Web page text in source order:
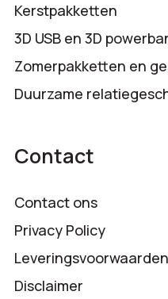
Kerstpakketten
3D USB en 3D
Zomerpakketten en
Duurzame
Contact
Contact ons
Privacy Policy
Leveringsvoorwaarden
Disclaimer